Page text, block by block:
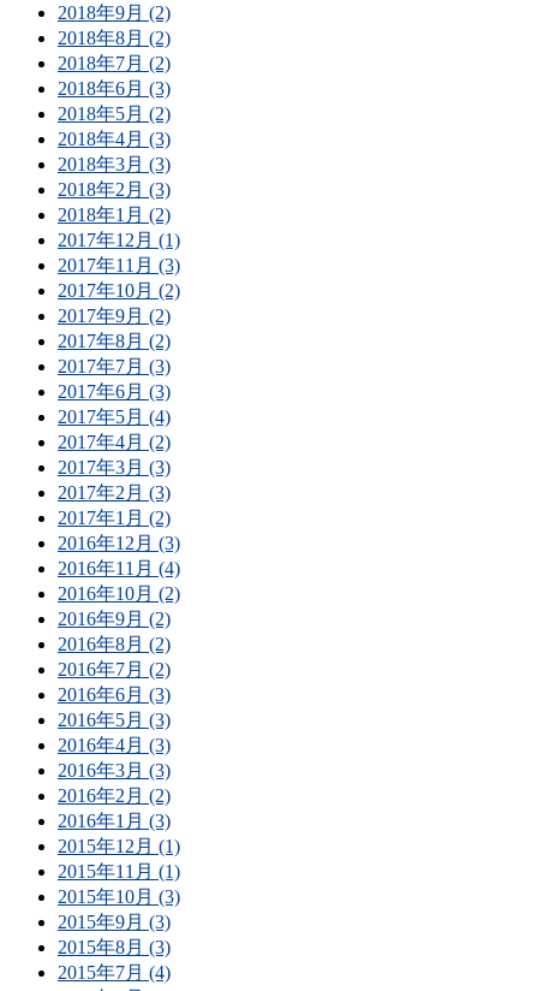
2018年9月 (2)
2018年8月 (2)
2018年7月 (2)
2018年6月 (3)
2018年5月 (2)
2018年4月 (3)
2018年3月 (3)
2018年2月 (3)
2018年1月 (2)
2017年12月 (1)
2017年11月 (3)
2017年10月 (2)
2017年9月 (2)
2017年8月 (2)
2017年7月 (3)
2017年6月 (3)
2017年5月 (4)
2017年4月 (2)
2017年3月 (3)
2017年2月 (3)
2017年1月 (2)
2016年12月 (3)
2016年11月 (4)
2016年10月 (2)
2016年9月 (2)
2016年8月 (2)
2016年7月 (2)
2016年6月 (3)
2016年5月 (3)
2016年4月 (3)
2016年3月 (3)
2016年2月 (2)
2016年1月 (3)
2015年12月 (1)
2015年11月 (1)
2015年10月 (3)
2015年9月 (3)
2015年8月 (3)
2015年7月 (4)